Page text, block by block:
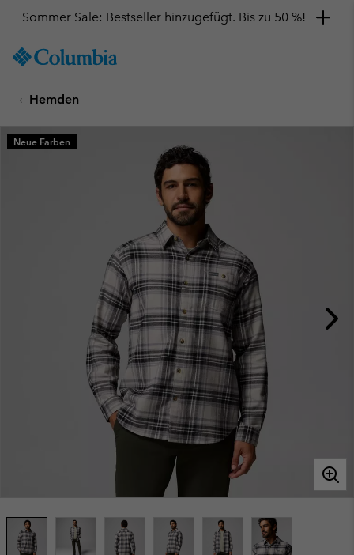
TO
SKIP
MAIN
NAV
Sommer Sale: Bestseller hinzugefügt. Bis zu 50 %!
Hemden
Neue Farben